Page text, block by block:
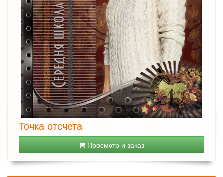
Точка отсчета
Просмотр и заказ